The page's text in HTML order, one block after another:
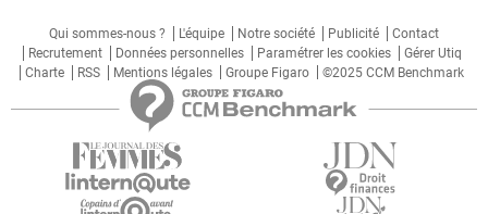
Qui sommes-nous ? L'équipe Notre société Publicité
Contact
Recrutement
Données personnelles Paramétrer les cookies
Gérer Utiq
Charte
RSS Mentions légales Groupe Figaro ©2025 CCM Benchmark